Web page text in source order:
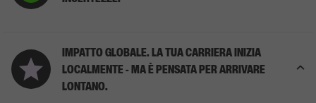
IMPATTO GLOBALE. LA TUA CARRIERA INIZIA
LOCALMENTE - MA È PENSATA PER ARRIVARE
LONTANO.